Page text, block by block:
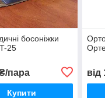
босоніжки
25
пара
Купити
від